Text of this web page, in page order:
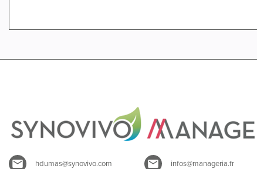
hdumas@synovivo.com infos@manageria.fr